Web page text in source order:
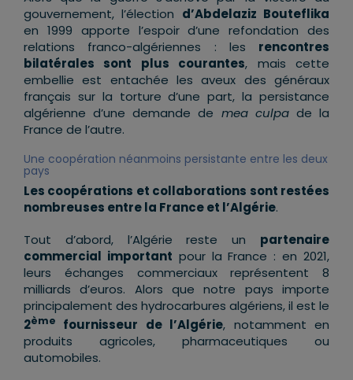
gouvernement, l’élection d’Abdelaziz Bouteflika
en 1999 apporte l’espoir d’une refondation des
relations franco-algériennes : les rencontres
bilatérales sont plus courantes, mais cette
embellie est entachée les aveux des généraux
français sur la torture d’une part, la persistance
algérienne d’une demande de mea culpade la
France de l’autre.
Une coopération néanmoins persistante entre les deux
pays
Les coopérations et collaborations sont restées
nombreuses entre la France et l’Algérie.
Tout d’abord, l’Algérie reste un partenaire
commercial important pour la France : en 2021,
leurs échanges commerciaux représentent 8
milliards d’euros. Alors que notre pays importe
principalement des hydrocarbures algériens, il est le
2ème fournisseur de l’Algérie, notamment en
produits agricoles, pharmaceutiques ou
automobiles.